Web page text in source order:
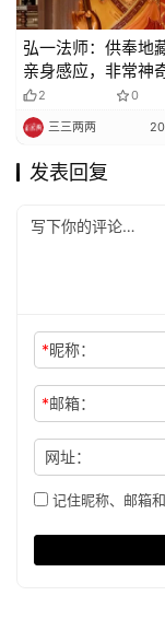
弘一法师：供奉地
亲身感应，非常神
2 0
三三两两
发表回复
*昵称：
*邮箱：
网址：
记住昵称、邮箱